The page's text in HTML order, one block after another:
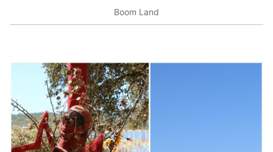
Boom Land